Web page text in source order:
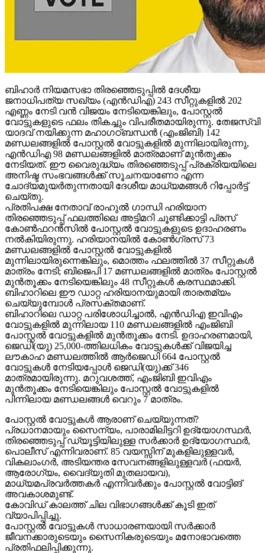
ബിഹാര്‍ നിയമസഭാ തിരഞ്ഞെടുപ്പില്‍ ദേശീയ
ജനാധിപത്യ സഖ്യം (എന്‍ഡിഎ) 243 സീറ്റുകളില്‍ 202
എണ്ണം നേടി വന്‍ വിജയം നേടിയെങ്കിലും, പോസ്റ്റല്‍
വോട്ടുകളുടെ ഫലം തികച്ചും വിപരീതമായിരുന്നു. തേജസ്വി
യാദവ് നയിക്കുന്ന മഹാഗഠ്ബന്ധന്‍ (എംജിബി) 142
മണ്ഡലങ്ങളില്‍ പോസ്റ്റല്‍ വോട്ടുകളില്‍ മുന്നിലായിരുന്നു,
എന്‍ഡിഎ 98 മണ്ഡലങ്ങളില്‍ മാത്രമാണ് മുന്‍തൂക്കം
നേടിയത്. ഈ വൈരുദ്ധ്യം തിരഞ്ഞെടുപ്പ് പ്രക്രിയയിലെ
അനിഷ്ട സംഭവങ്ങള്‍ക്ക് സൂചനയാണോ എന്ന
ചോദ്യമുയര്‍തുന്നതായി ദേശീയ മാധ്യമങ്ങള്‍ റിപ്പോര്‍ട്ട്
ചെയ്തു.
പ്രതിപക്ഷ നേതാവ് രാഹുല്‍ ഗാന്ധി ഹരിയാന
തിരഞ്ഞെടുപ്പ് ഫലത്തിലെ അട്ടിമറി ചൂണ്ടിക്കാട്ടി പ്രസ്
കോണ്‍ഫറന്‍സില്‍ പോസ്റ്റല്‍ വോട്ടുകളുടെ ഉദാഹരണം
നല്‍കിയിരുന്നു. ഹരിയാനയില്‍ കോണ്‍ഗ്രസ് 73
മണ്ഡലങ്ങളില്‍ പോസ്റ്റല്‍ വോട്ടുകളില്‍
മുന്നിലായിരുന്നെങ്കിലും, മൊത്തം ഫലത്തില്‍ 37 സീറ്റുകള്‍
മാത്രം നേടി; ബിജെപി 17 മണ്ഡലങ്ങളില്‍ മാത്രം പോസ്റ്റല്‍
മുന്‍തൂക്കം നേടിയെങ്കിലും 48 സീറ്റുകള്‍ കരസ്ഥമാക്കി.
ബിഹാറിലെ ഈ ഡാറ്റ ഹരിയാനയുമായി താരതമ്യം
ചെയ്യുമ്പോള്‍ പ്രസക്തമാണ്.
ബിഹാറിലെ ഡാറ്റ പരിശോധിച്ചാല്‍, എന്‍ഡിഎ ഇവിഎം
വോട്ടുകളില്‍ മുന്നിലായ 110 മണ്ഡലങ്ങളില്‍ എംജിബി
പോസ്റ്റല്‍ വോട്ടുകളില്‍ മുന്‍തൂക്കം നേടി. ഉദാഹരണമായി,
ജെഡി(യു) 25,000-ത്തിലധികം വോട്ടുകള്‍ക്ക് വിജയിച്ച
ലൗകാഹ മണ്ഡലത്തില്‍ ആര്‍ജെഡി 664 പോസ്റ്റല്‍
വോട്ടുകള്‍ നേടിയപ്പോള്‍ ജെഡി(യു)ക്ക് 346
മാത്രമായിരുന്നു. മറുവശത്ത്, എംജിബി ഇവിഎം
മുന്‍തൂക്കം നേടിയെങ്കിലും പോസ്റ്റല്‍ വോട്ടുകളില്‍
പിന്നിലായ മണ്ഡലങ്ങള്‍ വെറും 7 മാത്രം.
പോസ്റ്റല്‍ വോട്ടുകള്‍ ആരാണ് ചെയ്യുന്നത്?
പ്രധാനമായും സൈന്യം, പാരാമിലിട്ടറി ഉദ്യോഗസ്ഥര്‍,
തിരഞ്ഞെടുപ്പ് ഡ്യൂട്ടിയിലുള്ള സര്‍ക്കാര്‍ ഉദ്യോഗസ്ഥര്‍,
പൊലീസ് എന്നിവരാണ്. 85 വയസ്സിന് മുകളിലുള്ളവര്‍,
വികലാംഗര്‍, അടിയന്തര സേവനങ്ങളിലുള്ളവര്‍ (ഫയര്‍,
ആരോഗ്യം, വൈദ്യുതി മുതലായവ),
മാധ്യമപ്രവര്‍ത്തകര്‍ എന്നിവര്‍ക്കും പോസ്റ്റല്‍ വോട്ടിങ്
അവകാശമുണ്ട്.
കോവിഡ് കാലത്ത് ചില വിഭാഗങ്ങള്‍ക്ക് കൂടി ഇത്
വ്യാപിപ്പിച്ചു.
പോസ്റ്റല്‍ വോട്ടുകള്‍ സാധാരണയായി സര്‍ക്കാര്‍
ജീവനക്കാരുടെയും സൈനികരുടെയും മനോഭാവത്തെ
പ്രതിഫലിപ്പിക്കുന്നു.